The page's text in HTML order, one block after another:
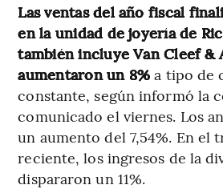
Las ventas del año fiscal
en la unidad de joyería de
también incluye Van Cleef &
aumentaron un 8%a tipo de
constante, según informó la
comunicado el viernes. Los
un aumento del 7,54%. En el
reciente, los ingresos de la
dispararon un 11%.